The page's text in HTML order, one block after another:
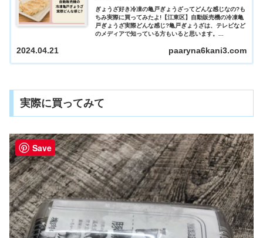
ぎょうざ好き冷凍の亀戸ぎょうざってどんな感じなの?も
ちみ実際に買ってみたよ!【江東区】自動販売機の冷凍亀
戸ぎょうざ実際どんな感じ?亀戸ぎょうざは、テレビなど
のメディアで知っている方もいると思います。...
paaryna6kani3.com
2024.04.21
実際に買ってみて
Save